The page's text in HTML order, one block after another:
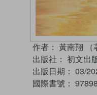
作者： 黃南翔 （
出版社： 初文出
出版日期： 03/
國際書號：